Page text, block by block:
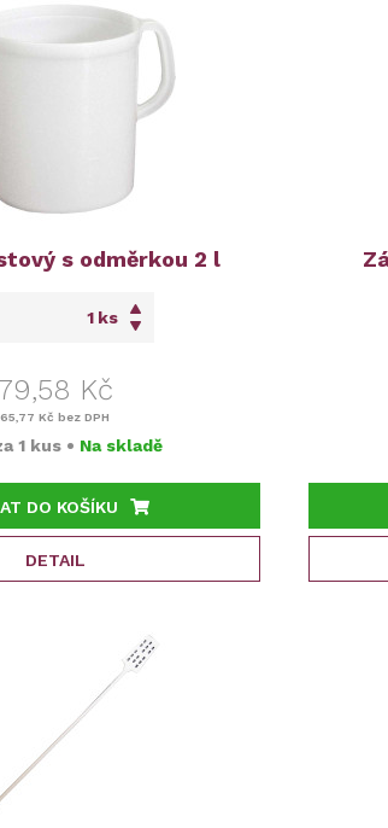
s odměrkou 2 l
ks
79,58 Kč
65,77 Kč bez DPH
1 kus • Na skladě
DO KOŠÍKU
DETAIL